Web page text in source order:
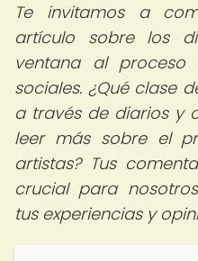
Te invitamos a
artículo sobre los
ventana al
sociales. ¿Qué clase
a través de diarios y
leer más sobre el
artistas? Tus
crucial para
tus experiencias y